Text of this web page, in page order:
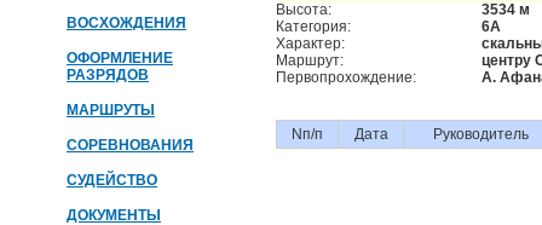
ВОСХОЖДЕНИЯ
ОФОРМЛЕНИЕ
РАЗРЯДОВ
МАРШРУТЫ
СОРЕВНОВАНИЯ
СУДЕЙСТВО
ДОКУМЕНТЫ
Высота:
3534 м
Категория:
6А
Характер:
Маршрут:
центру
Первопрохождение:
А.
Nп/п Дата Руководитель